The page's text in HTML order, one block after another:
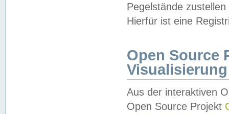
Pegelstände
Hierfür ist eine
Open Source
Visualisierung
Aus der interaktiven
Open Source Projekt